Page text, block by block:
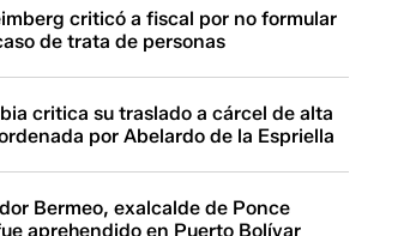
criticó a fiscal por no formular
de trata de personas
critica su traslado a cárcel de alta
por Abelardo de la Espriella
Bermeo, exalcalde de Ponce
aprehendido en Puerto Bolívar